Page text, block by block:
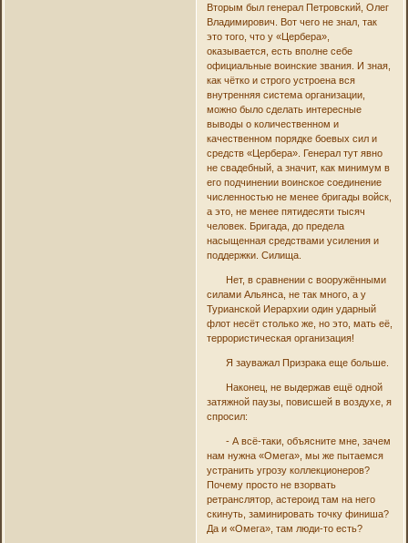
Вторым был генерал Петровский, Олег
Владимирович. Вот чего не знал, так
это того, что у «Цербера»,
оказывается, есть вполне себе
официальные воинские звания. И зная,
как чётко и строго устроена вся
внутренняя система организации,
можно было сделать интересные
выводы о количественном и
качественном порядке боевых сил и
средств «Цербера». Генерал тут явно
не свадебный, а значит, как минимум в
его подчинении воинское соединение
численностью не менее бригады войск,
а это, не менее пятидесяти тысяч
человек. Бригада, до предела
насыщенная средствами усиления и
поддержки. Силища.
Нет, в сравнении с вооружёнными
силами Альянса, не так много, а у
Турианской Иерархии один ударный
флот несёт столько же, но это, мать её,
террористическая организация!
Я зауважал Призрака еще больше.
Наконец, не выдержав ещё одной
затяжной паузы, повисшей в воздухе, я
спросил:
- А всё-таки, объясните мне, зачем
нам нужна «Омега», мы же пытаемся
устранить угрозу коллекционеров?
Почему просто не взорвать
ретранслятор, астероид там на него
скинуть, заминировать точку финиша?
Да и «Омега», там люди-то есть?